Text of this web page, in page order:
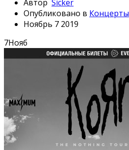
Автор Sicker
Опубликовано в Концерты
Ноябрь 7 2019
7Нояб